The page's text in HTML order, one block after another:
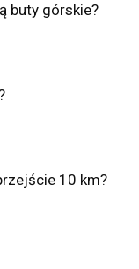
buty górskie?
10 km?